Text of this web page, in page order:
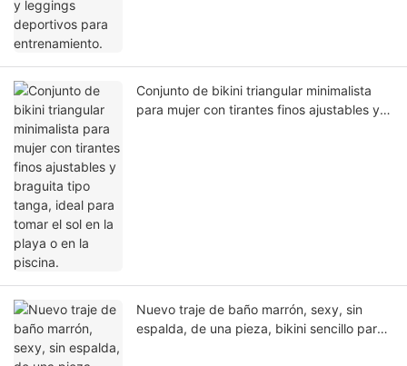
Conjunto de bikini triangular minimalista
para mujer con tirantes finos ajustables y
Nuevo traje de baño marrón, sexy, sin
espalda, de una pieza, bikini sencillo para